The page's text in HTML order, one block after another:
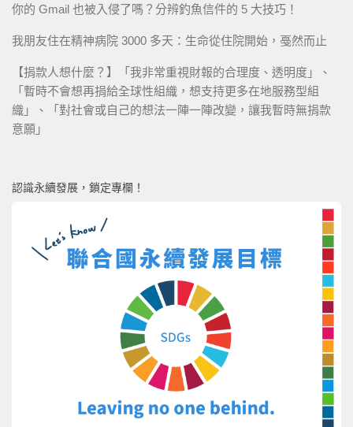
你的 Gmail 也被入侵了嗎？分辨釣魚信件的 5 大技巧！
我朋友住在精神病院 3000 多天：生命從住院開始，戞然而止
【捐款人想什麼？】「我非常重視財報的合理度、透明度」、
「暫時不會想再捐給全球性組織，想支持更多在地服務型組
織」、「對社會或自己的想法一陣一陣改變，讓我暫時無捐款
意願」
認識永續發展，鎖定專欄！